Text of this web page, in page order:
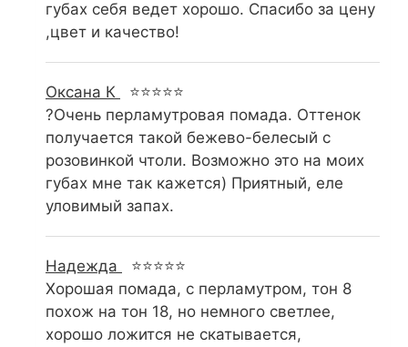
губах себя ведет хорошо. Спасибо за цену
,цвет и качество!
Оксана К
⭐⭐⭐⭐⭐
?Очень перламутровая помада. Оттенок
получается такой бежево-белесый с
розовинкой чтоли. Возможно это на моих
губах мне так кажется) Приятный, еле
уловимый запах.
Надежда
⭐⭐⭐⭐⭐
Хорошая помада, с перламутром, тон 8
похож на тон 18, но немного светлее,
хорошо ложится не скатывается,